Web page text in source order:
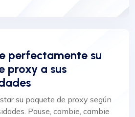
perfectamente su
proxy a sus
su paquete de proxy según
Pause, cambie, cambie